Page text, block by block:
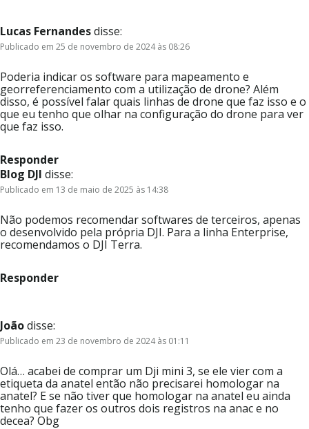
Lucas Fernandesdisse:
Publicado em 25 de novembro de 2024 às 08:26
Poderia indicar os software para mapeamento e
georreferenciamento com a utilização de drone? Além
disso, é possível falar quais linhas de drone que faz isso e o
que eu tenho que olhar na configuração do drone para ver
que faz isso.
Responder
Blog DJI disse:
Publicado em 13 de maio de 2025 às 14:38
Não podemos recomendar softwares de terceiros, apenas
o desenvolvido pela própria DJI. Para a linha Enterprise,
recomendamos o DJI Terra.
Responder
Joãodisse:
Publicado em 23 de novembro de 2024 às 01:11
Olá… acabei de comprar um Dji mini 3, se ele vier com a
etiqueta da anatel então não precisarei homologar na
anatel? E se não tiver que homologar na anatel eu ainda
tenho que fazer os outros dois registros na anac e no
decea? Obg